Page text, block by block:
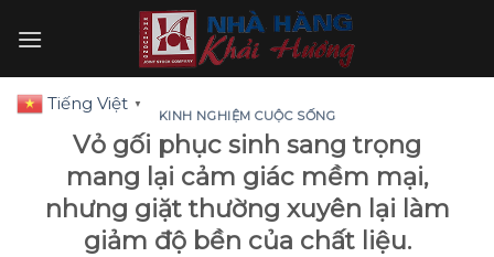
KINH NGHIỆM CUỘC SỐNG
Vỏ gối phục sinh sang trọng
mang lại cảm giác mềm mại,
nhưng giặt thường xuyên lại làm
giảm độ bền của chất liệu.
Tiếng Việt ▼